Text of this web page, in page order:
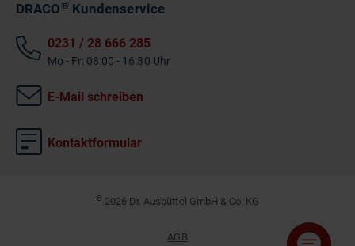
DRACO®Kundenservice
0231 / 28 666 285
Mo - Fr: 08:00 - 16:30 Uhr
E-Mail schreiben
Kontaktformular
© 2026 Dr. Ausbüttel GmbH & Co. KG
AGB